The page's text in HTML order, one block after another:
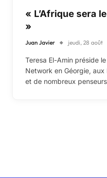
« L’Afrique sera
»
Juan Javier jeudi, 28 août
Teresa El-Amin préside
Network en Géorgie, aux
et de nombreux